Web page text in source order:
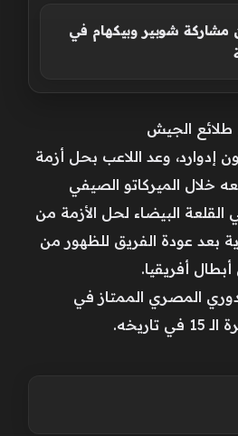
مشاركة شوبير وبيكهام في
الجيش
إدوارد، وعد اللاعب بحل أزمة
خلال الميركاتو الصيفي
البيضاء لحل الأزمة من
بعد عودة الفريق للظهور من
أفريقيا.
المصري الممتاز في